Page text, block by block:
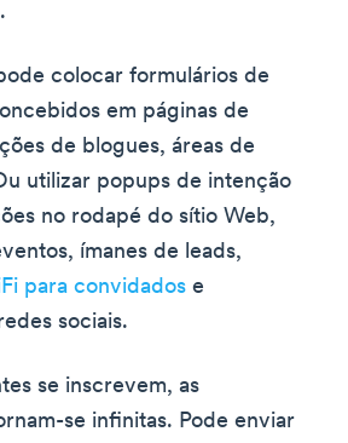
.
colocar formulários de
em páginas de
de blogues, áreas de
utilizar popups de intenção
no rodapé do sítio Web,
ímanes de leads,
para convidados e
sociais.
se inscrevem, as
se infinitas. Pode enviar